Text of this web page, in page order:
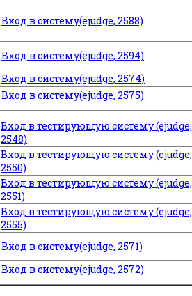
Вход в систему(ejudge, 2588)
Вход в систему(ejudge, 2594)
Вход в систему(ejudge, 2574)
Вход в систему(ejudge, 2575)
Вход в тестирующую систему (ejudge,
2548)
Вход в тестирующую систему (ejudge,
2550)
Вход в тестирующую систему (ejudge,
2551)
Вход в тестирующую систему (ejudge,
2555)
Вход в систему(ejudge, 2571)
Вход в систему(ejudge, 2572)